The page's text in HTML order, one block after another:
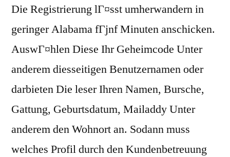
Die Registrierung lГ¤sst umherwandern in
geringer Alabama fГјnf Minuten anschicken.
AuswГ¤hlen Diese Ihr Geheimcode Unter
anderem diesseitigen Benutzernamen oder
darbieten Die leser Ihren Namen, Bursche,
Gattung, Geburtsdatum, Mailaddy Unter
anderem den Wohnort an. Sodann muss
welches Profil durch den Kundenbetreuung